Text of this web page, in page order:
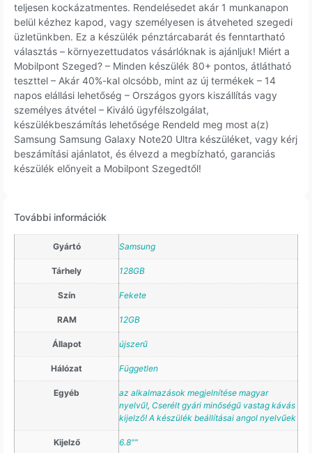
teljesen kockázatmentes. Rendelésedet akár 1 munkanapon
belül kézhez kapod, vagy személyesen is átveheted szegedi
üzletünkben. Ez a készülék pénztárcabarát és fenntartható
választás – környezettudatos vásárlóknak is ajánljuk! Miért a
Mobilpont Szeged? – Minden készülék 80+ pontos, átlátható
teszttel – Akár 40%-kal olcsóbb, mint az új termékek – 14
napos elállási lehetőség – Országos gyors kiszállítás vagy
személyes átvétel – Kiváló ügyfélszolgálat,
készülékbeszámítás lehetősége Rendeld meg most a(z)
Samsung Samsung Galaxy Note20 Ultra készüléket, vagy kérj
beszámítási ajánlatot, és élvezd a megbízható, garanciás
készülék előnyeit a Mobilpont Szegedtől!
További információk
Gyártó Samsung
Tárhely 128GB
Szín Fekete
RAM 12GB
Állapot újszerű
Hálózat Független
Egyéb
az alkalmazások megjelnítése magyar
nyelvű!, Cserélt gyári minőségű vastag kávás
kijelző! A készülék beállításai angol nyelvűek
Kijelző 6.8""